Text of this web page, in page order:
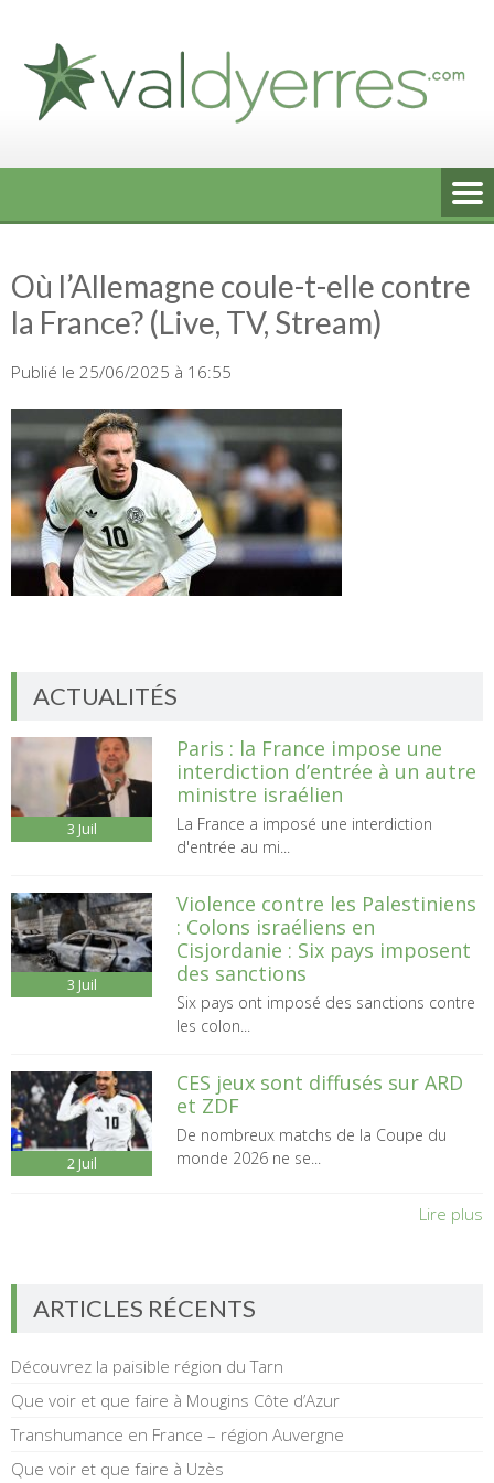
content
Où l’Allemagne coule-t-elle contre
la France? (Live, TV, Stream)
Publié le 25/06/2025 à 16:55
ACTUALITÉS
3 Juil
Paris : la France impose une
interdiction d’entrée à un autre
ministre israélien
La France a imposé une interdiction
d'entrée au mi...
3 Juil
Violence contre les Palestiniens
: Colons israéliens en
Cisjordanie : Six pays imposent
des sanctions
Six pays ont imposé des sanctions contre
les colon...
2 Juil
CES jeux sont diffusés sur ARD
et ZDF
De nombreux matchs de la Coupe du
monde 2026 ne se...
Lire plus
ARTICLES RÉCENTS
Découvrez la paisible région du Tarn
Que voir et que faire à Mougins Côte d’Azur
Transhumance en France – région Auvergne
Que voir et que faire à Uzès